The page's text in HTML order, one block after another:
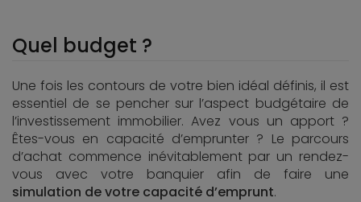
Quel budget ?
Une fois les contours de votre bien idéal définis, il est
essentiel de se pencher sur l’aspect budgétaire de
l’investissement immobilier. Avez vous un apport ?
Êtes-vous en capacité d’emprunter ? Le parcours
d’achat commence inévitablement par un rendez-
vous avec votre banquier afin de faire une
simulation de votre capacité d’emprunt.